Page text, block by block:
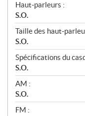
Haut-parleurs :
S.O.
Taille des haut-
S.O.
Spécifications du
S.O.
AM :
S.O.
FM :